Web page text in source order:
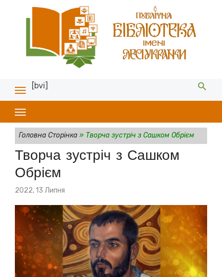
[bvi]
Головна Сторінка» Творча зустріч з Сашком Обрієм
Творча зустріч з Сашком
Обрієм
Posted
2022, 13 Липня